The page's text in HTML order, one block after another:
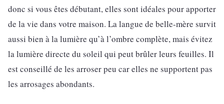
donc si vous êtes débutant, elles sont idéales pour apporter
de la vie dans votre maison. La langue de belle-mère survit
aussi bien à la lumière qu’à l’ombre complète, mais évitez
la lumière directe du soleil qui peut brûler leurs feuilles. Il
est conseillé de les arroser peu car elles ne supportent pas
les arrosages abondants.